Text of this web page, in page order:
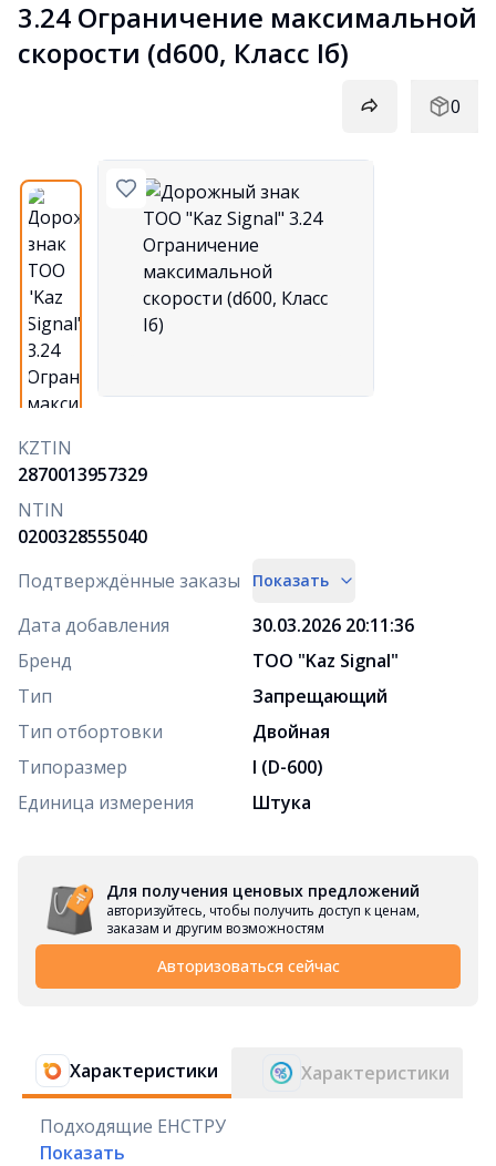
3.24 Ограничение максимальной
скорости (d600, Класс Iб)
0
KZTIN
2870013957329
NTIN
0200328555040
Подтверждённые заказы
Показать
Дата добавления
30.03.2026 20:11:36
Бренд
ТОО "Kaz Signal"
Тип
Запрещающий
Тип отбортовки
Двойная
Типоразмер
I (D-600)
Единица измерения
Штука
Для получения ценовых предложений
авторизуйтесь, чтобы получить доступ к ценам,
заказам и другим возможностям
Авторизоваться сейчас
Характеристики Характеристики
Подходящие ЕНСТРУ
Показать